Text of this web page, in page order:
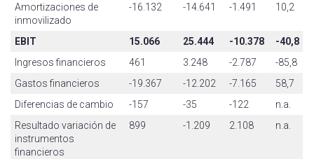
Amortizaciones de
inmovilizado
-16.132 -14.641 -1.491 10,2
EBIT 15.066 25.444 -10.378
-40,8
Ingresos financieros
461 3.248 -2.787
-85,8
Gastos financieros
-19.367 -12.202 -7.165
58,7
Diferencias de cambio
-157 -35 -122
n.a.
Resultado variación de
instrumentos
financieros
899 -1.209 2.108 n.a.